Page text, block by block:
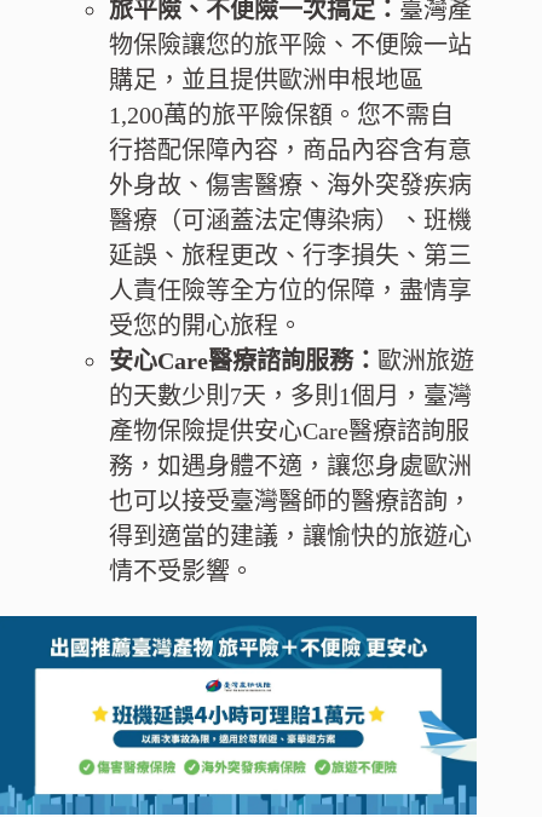
旅平險、不便險一次搞定： 臺灣產
物保險讓您的旅平險、不便險一站
購足，並且提供歐洲申根地區
1,200萬的旅平險保額。您不需自
行搭配保障內容，商品內容含有意
外身故、傷害醫療、海外突發疾病
醫療（可涵蓋法定傳染病）、班機
延誤、旅程更改、行李損失、第三
人責任險等全方位的保障，盡情享
受您的開心旅程。
安心Care醫療諮詢服務： 歐洲旅遊
的天數少則7天，多則1個月，臺灣
產物保險提供安心Care醫療諮詢服
務，如遇身體不適，讓您身處歐洲
也可以接受臺灣醫師的醫療諮詢，
得到適當的建議，讓愉快的旅遊心
情不受影響。